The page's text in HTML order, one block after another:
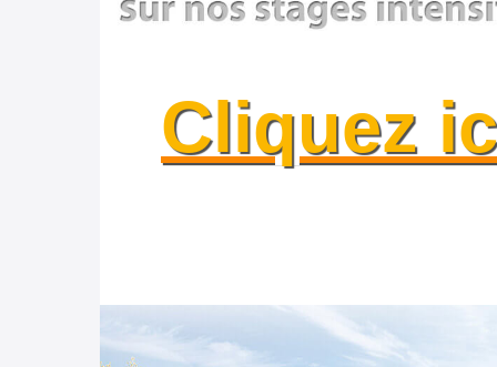
Cliquez